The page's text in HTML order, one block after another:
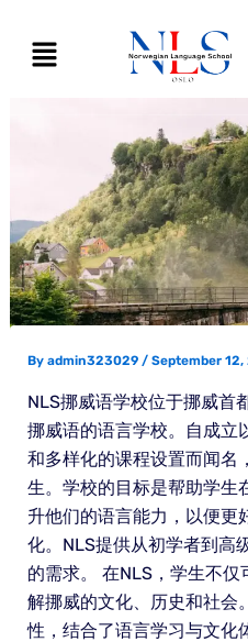
content
Menu
By admin323029 / September 12,
NLS挪威语学校位于挪威首
挪威语的语言学校。自成立
和多样化的课程设置而闻名
生。学校的目标是帮助学生
升他们的语言能力，以便更
化。NLS提供从初学者到高
的需求。 在NLS，学生不
解挪威的文化、历史和社会
性，结合了语言学习与文化